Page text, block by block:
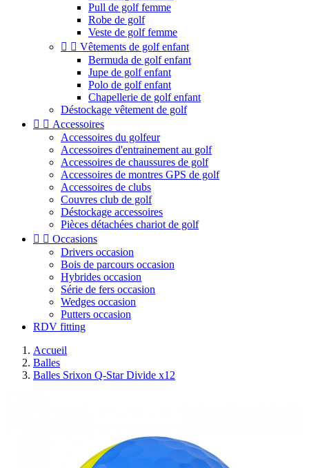
Pull de golf femme
Robe de golf
Veste de golf femme
  Vêtements de golf enfant
Bermuda de golf enfant
Jupe de golf enfant
Polo de golf enfant
Chapellerie de golf enfant
Déstockage vêtement de golf
  Accessoires
Accessoires du golfeur
Accessoires d'entrainement au golf
Accessoires de chaussures de golf
Accessoires de montres GPS de golf
Accessoires de clubs
Couvres club de golf
Déstockage accessoires
Pièces détachées chariot de golf
  Occasions
Drivers occasion
Bois de parcours occasion
Hybrides occasion
Série de fers occasion
Wedges occasion
Putters occasion
RDV fitting
Accueil
Balles
Balles Srixon Q-Star Divide x12